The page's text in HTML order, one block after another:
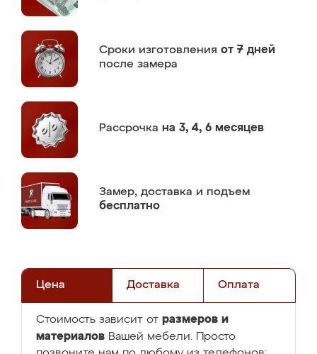
Сроки изготовления от 7 дней
после замера
Рассрочка на 3, 4, 6 месяцев
Замер, доставка и подъем
бесплатно
Цена Доставка Оплата
Стоимость зависит от размеров и
материалов Вашей мебели. Просто